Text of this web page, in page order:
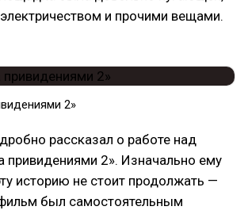
и прочими вещами.
2»
рассказал о работе над
привидениями 2». Изначально ему
историю не стоит продолжать —
был самостоятельным